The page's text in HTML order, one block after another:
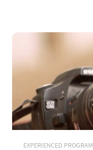
EXPERIENCED PROGRAM